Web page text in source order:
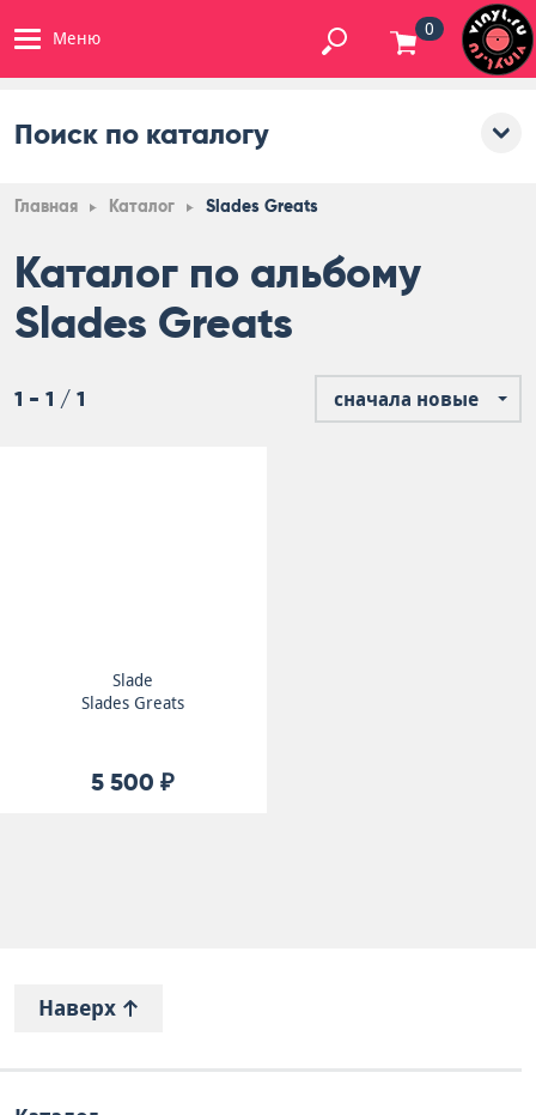
Меню 0
Поиск по каталогу
Главная Каталог Slades Greats
Каталог по альбому
Slades Greats
1 - 1 / 1 сначала новые
Slade
Slades Greats
5 500 ₽
Наверх